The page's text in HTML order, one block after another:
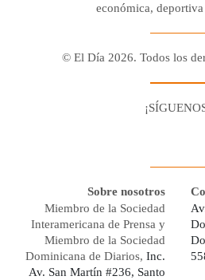
económica,
© El Día 2026. Todos los
Sobre nosotros
Miembro de la Sociedad
Interamericana de Prensa y
Miembro de la Sociedad
Dominicana de Diarios, Inc.
Av. San Martín #236, Santo